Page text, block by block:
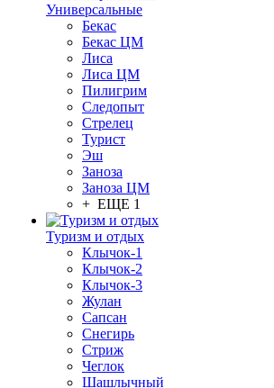
Универсальные
Бекас
Бекас ЦМ
Лиса
Лиса ЦМ
Пилигрим
Следопыт
Стрелец
Турист
Эш
Заноза
Заноза ЦМ
+ ЕЩЕ 1
Туризм и отдых
Клычок-1
Клычок-2
Клычок-3
Жулан
Сапсан
Снегирь
Стриж
Чеглок
Шашлычный